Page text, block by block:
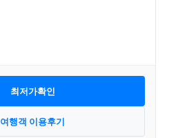
최저가확인
여행객 이용후기